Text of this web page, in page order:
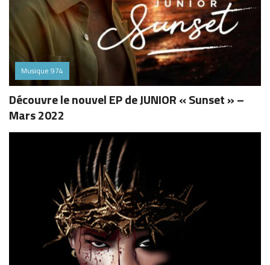
Musique 974
Découvre le nouvel EP de JUNIOR « Sunset » –
Mars 2022